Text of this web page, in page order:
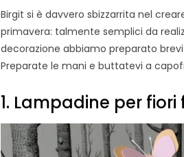
Birgit si è davvero sbizzarrita nel
primavera: talmente semplici da
decorazione abbiamo preparato
Preparate le mani e buttatevi a
1. Lampadine per